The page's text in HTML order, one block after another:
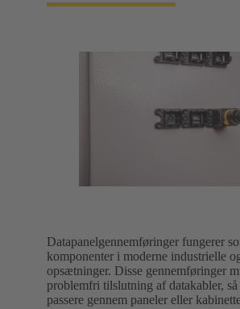
Datapanelgennemføringer fungerer
komponenter i moderne industrielle
opsætninger. Disse gennemføringer
problemfri tilslutning af datakabler, så
passere gennem paneler eller